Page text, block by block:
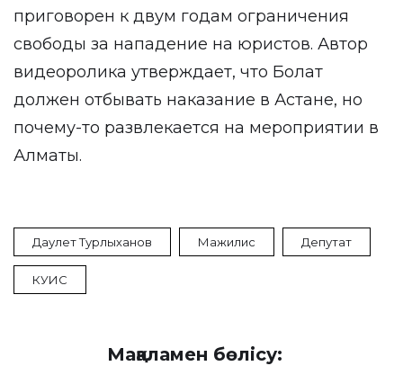
приговорен к двум годам ограничения
свободы за нападение на юристов. Автор
видеоролика утверждает, что Болат
должен отбывать наказание в Астане, но
почему-то развлекается на мероприятии в
Алматы.
Даулет Турлыханов Мажилис Депутат
КУИС
Мақаламен бөлісу: